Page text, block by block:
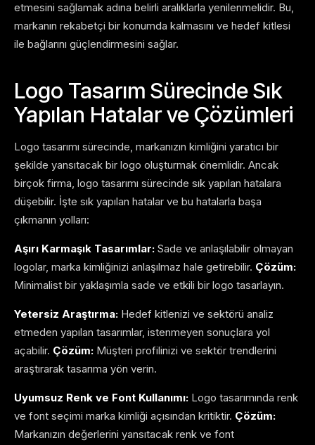
etmesini sağlamak adına belirli aralıklarla yenilenmelidir. Bu,
markanın rekabetçi bir konumda kalmasını ve hedef kitlesi
ile bağlarını güçlendirmesini sağlar.
Logo Tasarım Sürecinde Sık
Yapılan Hatalar ve Çözümleri
Logo tasarımı sürecinde, markanızın kimliğini yaratıcı bir
şekilde yansıtacak bir logo oluşturmak önemlidir. Ancak
birçok firma, logo tasarımı sürecinde sık yapılan hatalara
düşebilir. İşte sık yapılan hatalar ve bu hatalarla başa
çıkmanın yolları:
Aşırı Karmaşık Tasarımlar: Sade ve anlaşılabilir olmayan
logolar, marka kimliğinizi anlaşılmaz hale getirebilir. Çözüm:
Minimalist bir yaklaşımla sade ve etkili bir logo tasarlayın.
Yetersiz Araştırma: Hedef kitlenizi ve sektörü analiz
etmeden yapılan tasarımlar, istenmeyen sonuçlara yol
açabilir. Çözüm: Müşteri profilinizi ve sektör trendlerini
araştırarak tasarıma yön verin.
Uyumsuz Renk ve Font Kullanımı: Logo tasarımında renk
ve font seçimi marka kimliği açısından kritiktir. Çözüm:
Markanızın değerlerini yansıtacak renk ve font